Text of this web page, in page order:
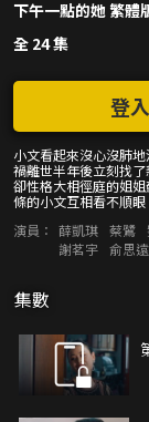
下午一點的她 繁體
全 24 集
小文看起來沒心沒肺
禍離世半年後立刻找
卻性格大相徑庭的姐
條的小文互相看不順
倦。小文的母親在車
略了電話，導致母親
的父親很可憐，這導
刻的相遇，從互相討
登
演員： 薛凱琪 蔡鷺
謝茗宇 俞思遠
集數